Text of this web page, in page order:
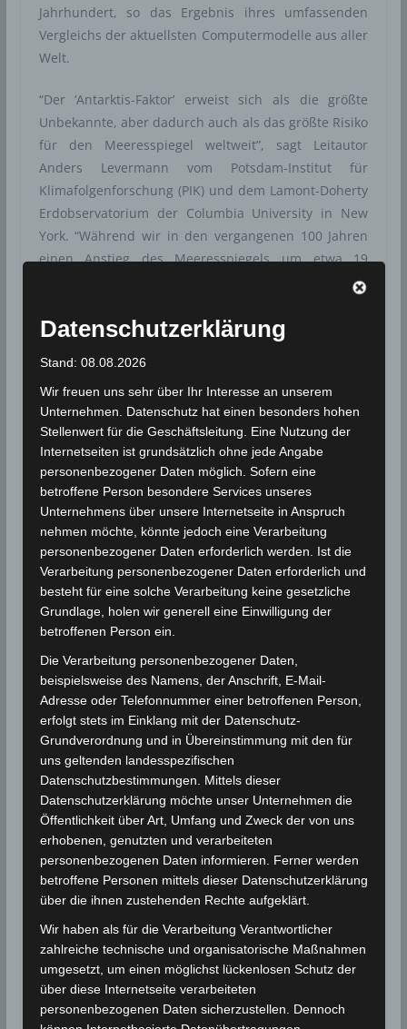
Jahrhundert, so das Ergebnis ihres umfassenden
Vergleichs der aktuellsten Computermodelle aus aller
Welt.
“Der ‘Antarktis-Faktor’ erweist sich als die größte
Unbekannte, aber dadurch auch als das größte Risiko
für den Meeresspiegel weltweit”, sagt Leitautor
Anders Levermann vom Potsdam-Institut für
Klimafolgenforschung (PIK) und dem Lamont-Doherty
Erdobservatorium der Columbia University in New
York. “Während wir in den vergangenen 100 Jahren
einen Anstieg des Meeresspiegels um etwa 19
Zentimeter erlebt haben, könnte der Anstieg durch
Jahrhunderts bis zu 58 Zentimeter betragen. Mit
Informationen für den Küstenschutz: Der Beitrag der
Antarktis zum Meeresspiegel wird mit großer
Wahrscheinlichkeit nicht mehr als 58 Zentimeter
betragen.”
Bislang sind die thermische Ausdehnung des sich
erwärmenden Meerwassers und die schmelzenden
Gebirgsgletscher die wichtigsten Faktoren für den
Anstieg des Meeresspiegels. Der jetzt in der
Zeitschrift Earth System Dynamics der Europäischen
Geowissenschaftlichen Union (EGU) veröffentlichten
Studie zufolge wird der Anteil der Antarktis jedoch
wohl absehbar zum wichtigsten Faktor werden. Alle
Faktoren zusammen ergeben dann das Gesamtrisiko
des Meeresspiegelanstiegs.
Für die Nutzung von Google Adsense (Google Ireland
Limited, Gordon House, Barrow Street, Dublin, D04 E5W5,
Ireland) benötigen wir laut DSGVO Ihre Zustimmung. Es
werden seitens Google Adsense personenbezogene
Daten erhoben, verarbeitet und gespeichert. Welche
Daten genau entnehmen Sie bitte den
Datenschutzbedingungen.
Google Adsenseist deaktiviert.
Datenschutzbedingungen
+++ Durch die große Ergebnisspanne ist die
Schätzung sehr robust+++
Die Bandbreite der Schätzungen zum zu
Datenschutzerklärung
Stand: 08.08.2026
Wir freuen uns sehr über Ihr Interesse an unserem
Unternehmen. Datenschutz hat einen besonders hohen
Stellenwert für die Geschäftsleitung. Eine Nutzung der
Internetseiten ist grundsätzlich ohne jede Angabe
personenbezogener Daten möglich. Sofern eine
betroffene Person besondere Services unseres
Unternehmens über unsere Internetseite in Anspruch
nehmen möchte, könnte jedoch eine Verarbeitung
personenbezogener Daten erforderlich werden. Ist die
Verarbeitung personenbezogener Daten erforderlich und
besteht für eine solche Verarbeitung keine gesetzliche
Grundlage, holen wir generell eine Einwilligung der
betroffenen Person ein.
Die Verarbeitung personenbezogener Daten,
beispielsweise des Namens, der Anschrift, E-Mail-
Adresse oder Telefonnummer einer betroffenen Person,
erfolgt stets im Einklang mit der Datenschutz-
Grundverordnung und in Übereinstimmung mit den für
uns geltenden landesspezifischen
Datenschutzbestimmungen. Mittels dieser
Datenschutzerklärung möchte unser Unternehmen die
Öffentlichkeit über Art, Umfang und Zweck der von uns
erhobenen, genutzten und verarbeiteten
personenbezogenen Daten informieren. Ferner werden
betroffene Personen mittels dieser Datenschutzerklärung
über die ihnen zustehenden Rechte aufgeklärt.
Wir haben als für die Verarbeitung Verantwortlicher
zahlreiche technische und organisatorische Maßnahmen
umgesetzt, um einen möglichst lückenlosen Schutz der
über diese Internetseite verarbeiteten
personenbezogenen Daten sicherzustellen. Dennoch